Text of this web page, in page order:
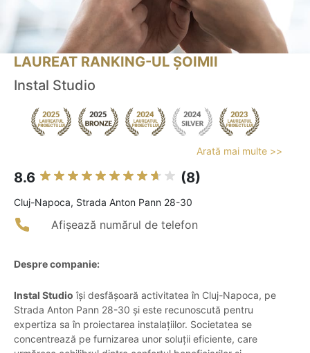
LAUREAT RANKING-UL ȘOIMII
Instal Studio
Arată mai multe >>
8.6 (8)
Cluj-Napoca, Strada Anton Pann 28-30
Afișează numărul de telefon
Despre companie:
Instal Studio își desfășoară activitatea în Cluj-Napoca, pe
Strada Anton Pann 28-30 și este recunoscută pentru
expertiza sa în proiectarea instalațiilor. Societatea se
concentrează pe furnizarea unor soluții eficiente, care